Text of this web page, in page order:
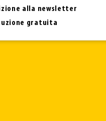
alla newsletter
gratuita